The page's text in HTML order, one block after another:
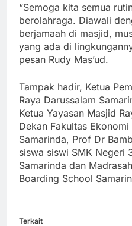
“Semoga kita semua
berolahraga. Diawali
berjamaah di masjid,
yang ada di
pesan Rudy Mas’ud.
Tampak hadir, Ketua
Raya Darussalam
Ketua Yayasan Masjid
Dekan Fakultas
Samarinda, Prof Dr
siswa siswi SMK Negeri
Samarinda dan
Boarding School
Terkait